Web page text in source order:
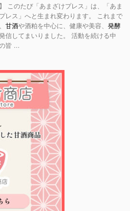
】 このたび「あまざけプレス」は、「あま
プレス」へと生まれ変わります。 これまで
甘酒や酒粕を中心に、健康や美容、 発酵
信してまいりました。 活動を続ける中
皆 ...